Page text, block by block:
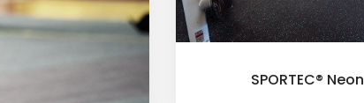
SPORTEC® Neon